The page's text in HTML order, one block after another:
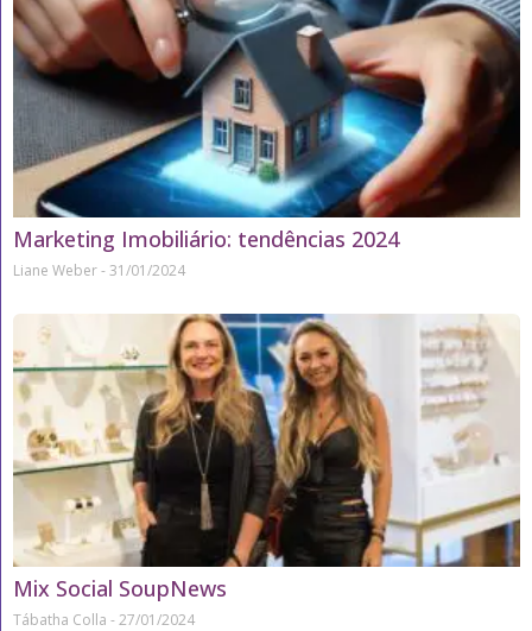
Marketing Imobiliário: tendências 2024
Liane Weber 31/01/2024
Mix Social SoupNews
Tábatha Colla 27/01/2024